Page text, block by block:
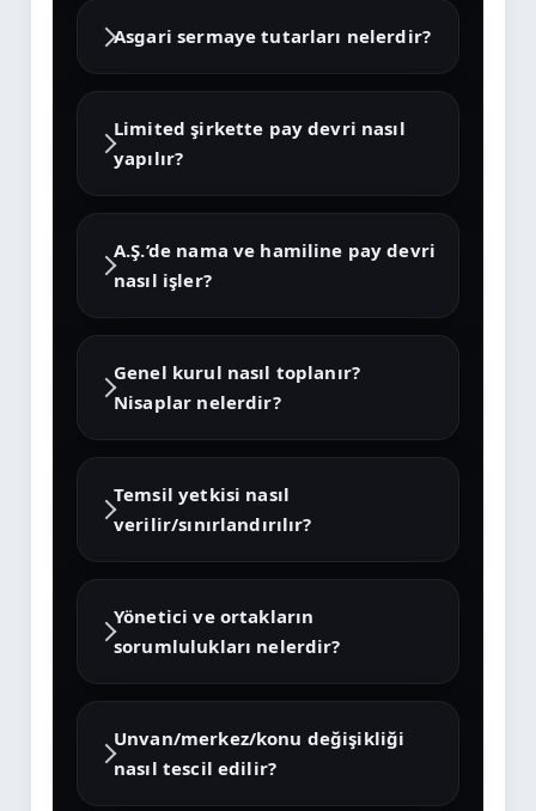
Asgari sermaye tutarları nelerdir?
Limited şirkette pay devri nasıl
yapılır?
A.Ş.’de nama ve hamiline pay devri
nasıl işler?
Genel kurul nasıl toplanır?
Nisaplar nelerdir?
Temsil yetkisi nasıl
verilir/sınırlandırılır?
Yönetici ve ortakların
sorumlulukları nelerdir?
Unvan/merkez/konu değişikliği
nasıl tescil edilir?